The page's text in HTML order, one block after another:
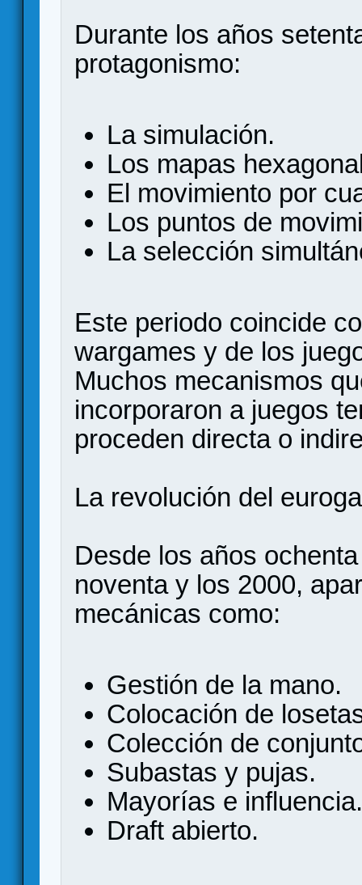
Durante los años
protagonismo:
La simulación.
Los mapas
El movimiento por
Los puntos de
La selección
Este periodo coincide
wargames y de los
Muchos mecanismos
incorporaron a juegos
proceden directa o
La revolución del
Desde los años
noventa y los 2000,
mecánicas como:
Gestión de la mano.
Colocación de
Colección de
Subastas y pujas.
Mayorías e influencia.
Draft abierto.